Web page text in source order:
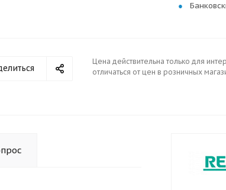
Цена действительна только для
отличаться от цен в розничных